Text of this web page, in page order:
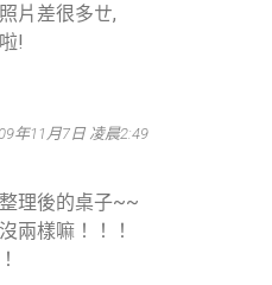
片差很多ㄝ,
!
年11月7日 凌晨2:49
理後的桌子~~
兩樣嘛！！！